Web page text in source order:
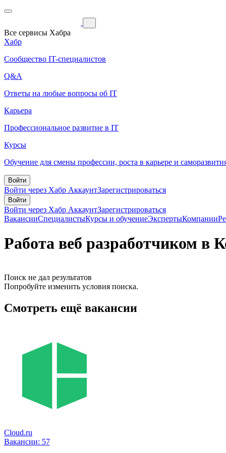
Все сервисы Хабра
Хабр
Сообщество IT-специалистов
Q&A
Ответы на любые вопросы об IT
Карьера
Профессиональное развитие в IT
Курсы
Обучение для смены профессии, роста в карьере и
Войти
Войти через Хабр АккаунтЗарегистрироваться
Войти
Войти через Хабр АккаунтЗарегистрироваться
ВакансииСпециалистыКурсы и обучениеЭкспертыКомпании
Работа веб разработчиком в
Поиск не дал результатов
Попробуйте изменить условия поиска.
Смотреть ещё вакансии
Cloud.ru
Вакансии: 57